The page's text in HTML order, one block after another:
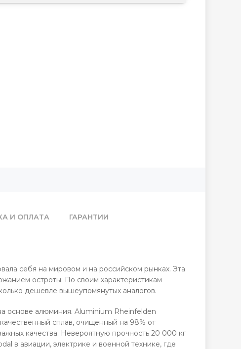
И ОПЛАТА ГАРАНТИИ
себя на мировом и на российском рынках. Эта
остроты. По своим характеристикам
дешевле вышеупомянутых аналогов.
основе алюминия. Aluminium Rheinfelden
сплав, очищенный на 98% от
качества. Невероятную прочность 20 000 кг
в авиации, электрике и военной технике, где